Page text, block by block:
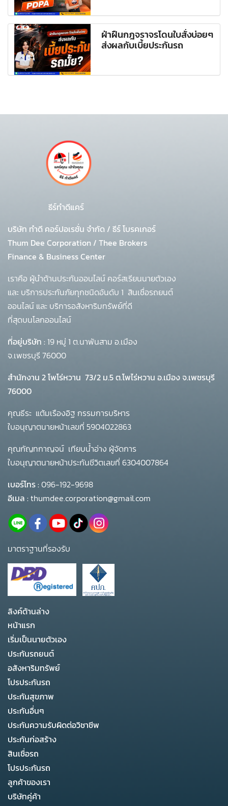
ฝ่าฝืนกฎจราจรโดนใบสั่งบ่อยๆ
ส่งผลกับเบี้ยประกันรถ
ธีร์ทำดีแคร์
บริษัท ทำดี คอร์ปอเรชั่น จำกัด / ธีร์ โบรคเกอร์
Thum Dee Corporation / Thee Brokers
Finance & Business Center
เราคือ ผู้นำด้านประกันออนไลน์ คอร์สเรียนนายตัวเอง
และ บริการประกันภัยทุกชนิดอันดับ 1 สินเชื่อรถยนต์
ออนไลน์ และ บริการอสังหาริมทรัพย์ที่ดี
ที่สุดบนโลกออนไลน์
ที่อยู่บริษัท : 19 หมู่ 1 ต.นาพันสาม อ.เมือง
จ.เพชรบุรี 76000
สำนักงาน 2 โพโร่หวาน 73/2 ม.5 ต.โพไร่หวาน อ.เมือง จ.เพชรบุรี
76000
คุณธีระ แต้มเรืองอิฐ กรรมการบริหาร
ใบอนุญาตนายหน้าเลขที่ 5904022863
คุณกัญทกาญจน์ เทียบน้ำอ่าง ผู้จัดการ
ใบอนุญาตนายหน้าประกันชีวิตเลขที่ 6304007864
เบอร์โทร :096-192-9698
อีเมล :thumdee.corporation@gmail.com
มาตราฐานที่รองรับ
ลิงค์ด้านล่าง
หน้าแรก
เริ่มเป็นนายตัวเอง
ประกันรถยนต์
อสังหาริมทรัพย์
โปรประกันรถ
ประกันสุขภาพ
ประกันอื่นๆ
ประกันความรับผิดต่อวิชาชีพ
ประกันก่อสร้าง
สินเชื่อรถ
โปรประกันรถ
ลูกค้าของเรา
บริษัทคู่ค้า